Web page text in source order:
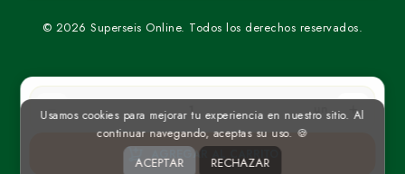
un
AGREGAR AL CARRITO
© 2026 Superseis Online. Todos los derechos reservados.
Usamos cookies para mejorar tu experiencia en nuestro sitio. Al
continuar navegando, aceptas su uso. 🍪
ACEPTAR RECHAZAR